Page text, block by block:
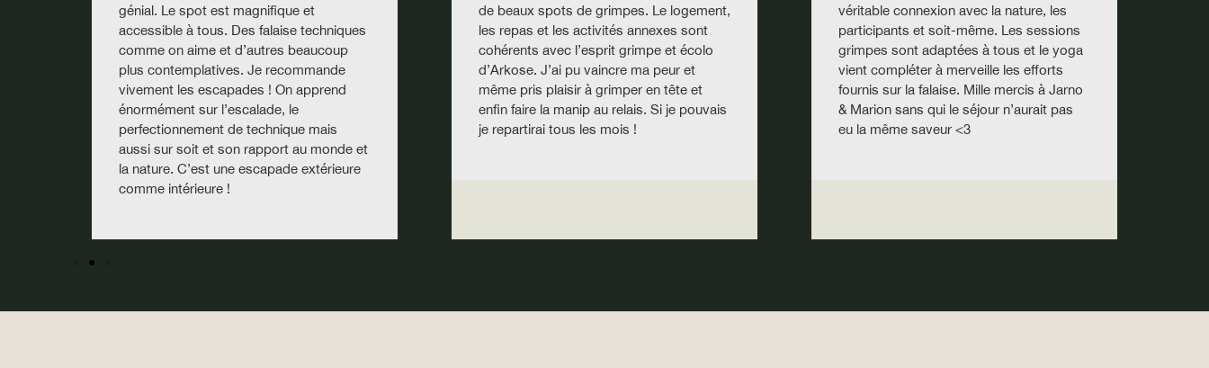
génial. Le spot est magnifique et
accessible à tous. Des falaise techniques
comme on aime et d’autres beaucoup
plus contemplatives. Je recommande
vivement les escapades ! On apprend
énormément sur l’escalade, le
perfectionnement de technique mais
aussi sur soit et son rapport au monde et
la nature. C’est une escapade extérieure
comme intérieure !
de beaux spots de grimpes. Le logement,
les repas et les activités annexes sont
cohérents avec l’esprit grimpe et écolo
d’Arkose. J’ai pu vaincre ma peur et
même pris plaisir à grimper en tête et
enfin faire la manip au relais. Si je pouvais
je repartirai tous les mois !
véritable connexion avec la nature, les
participants et soit-même. Les sessions
grimpes sont adaptées à tous et le yoga
vient compléter à merveille les efforts
fournis sur la falaise. Mille mercis à Jarno
& Marion sans qui le séjour n’aurait pas
eu la même saveur <3